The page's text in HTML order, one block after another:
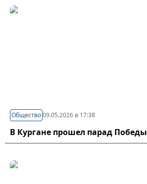
Общество09.05.2026 в 17:38
В Кургане прошел парад Победы